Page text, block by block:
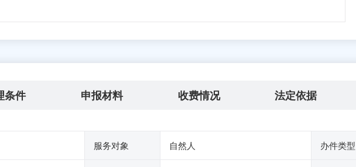
条件 申报材料 收费情况 法定依据
服务对象 自然人 办件类型